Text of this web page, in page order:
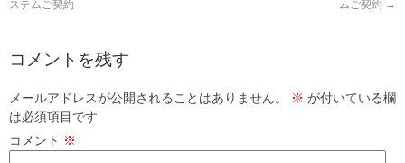
ステムご契約 ムご契約 →
コメントを残す
メールアドレスが公開されることはありません。 ※ が付いている欄
は必須項目です
コメント ※